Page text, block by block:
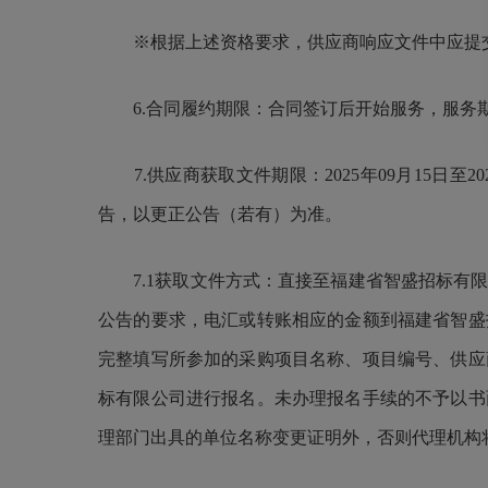
※根据上述资格要求，供应商响应文件中应提交
6.合同履约期限：合同签订后开始服务，服务
7.供应商获取文件期限：2025年09月15日至
告，以更正公告（若有）为准。
7.1获取文件方式：直接至福建省智盛招标有限
公告的要求，电汇或转账相应的金额到福建省智
完整填写所参加的采购项目名称、项目编号、供
标有限公司进行报名。未办理报名手续的不予以
理部门出具的单位名称变更证明外，否则代理机